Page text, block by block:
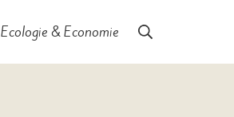
Ecologie & Economie